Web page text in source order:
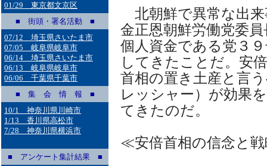
01/29 東京都文京区
■ 街頭・署名活動 ■
07/12 埼玉県さいたま市
07/05 岐阜県岐阜市
06/14 埼玉県さいたま市
06/13 岐阜県岐阜市
06/06 千葉県千葉市
■ 集 会 情 報 ■
10/1 神奈川県川崎市
1/13 香川県高松市
7/28 神奈川県横浜市
■ アンケート集計結果 ■
北朝鮮で異常な出
金正恩朝鮮労働党委
個人資金である党３
してきたことだ。安
首相の置き土産と言
レッシャー）が効果
てきたのだ。
≪安倍首相の信念と